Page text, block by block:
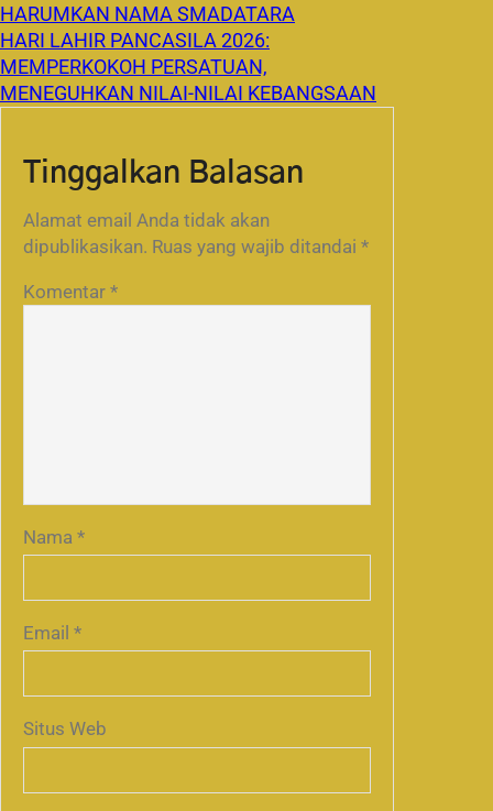
HARUMKAN NAMA SMADATARA
HARI LAHIR PANCASILA 2026:
MEMPERKOKOH PERSATUAN,
MENEGUHKAN NILAI-NILAI KEBANGSAAN
Tinggalkan Balasan
Alamat email Anda tidak akan
dipublikasikan. Ruas yang wajib ditandai *
Komentar *
Nama *
Email *
Situs Web